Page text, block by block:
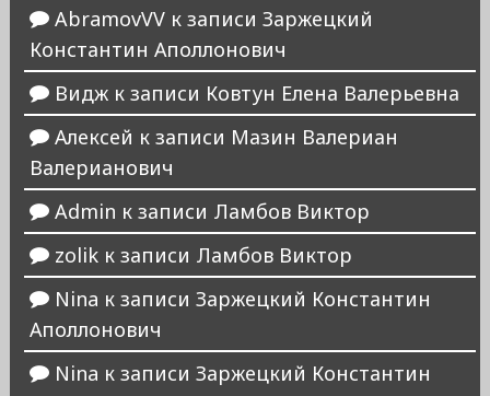
AbramovVVк записи Заржецкий
Константин Аполлонович
Виджк записи Ковтун Елена Валерьевна
Алексей к записи Мазин Валериан
Валерианович
Admin к записи Ламбов Виктор
zolikк записи Ламбов Виктор
Nina к записи Заржецкий Константин
Аполлонович
Nina к записи Заржецкий Константин